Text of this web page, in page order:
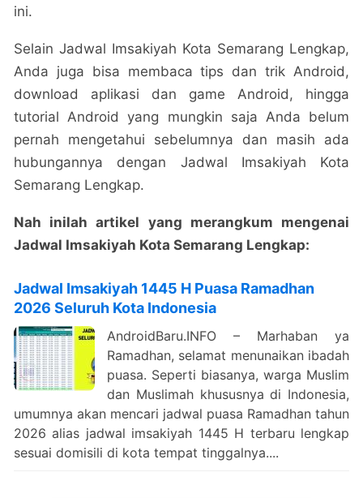
ini.
Selain Jadwal Imsakiyah Kota Semarang Lengkap,
Anda juga bisa membaca tips dan trik Android,
download aplikasi dan game Android, hingga
tutorial Android yang mungkin saja Anda belum
pernah mengetahui sebelumnya dan masih ada
hubungannya dengan Jadwal Imsakiyah Kota
Semarang Lengkap.
Nah inilah artikel yang merangkum mengenai
Jadwal Imsakiyah Kota Semarang Lengkap:
Jadwal Imsakiyah 1445 H Puasa Ramadhan
2026 Seluruh Kota Indonesia
AndroidBaru.INFO – Marhaban ya
Ramadhan, selamat menunaikan ibadah
puasa. Seperti biasanya, warga Muslim
dan Muslimah khususnya di Indonesia,
umumnya akan mencari jadwal puasa Ramadhan tahun
2026 alias jadwal imsakiyah 1445 H terbaru lengkap
sesuai domisili di kota tempat tinggalnya....